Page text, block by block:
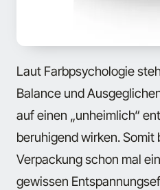
Laut Farbpsychologie
Balance und
auf einen „unheimlich“
beruhigend wirken. Somit
Verpackung schon mal
gewissen